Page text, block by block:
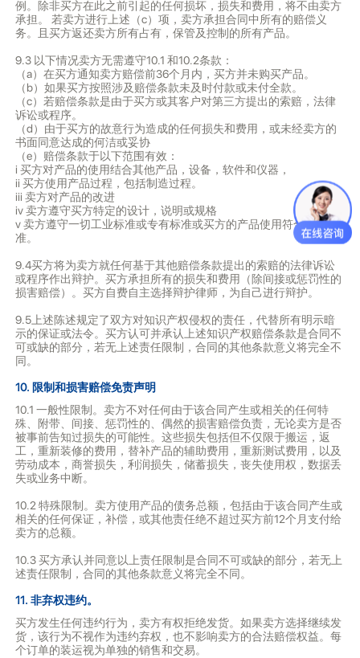
例。除非买方在此之前引起的任何损坏，损失和费用，将不由卖方
承担。 若卖方进行上述（c）项，卖方承担合同中所有的赔偿义
务。且买方返还卖方所有占有，保管及控制的所有产品。
9.3 以下情况卖方无需遵守10.1 和10.2条款：
（a）在买方通知卖方赔偿前36个月内，买方并未购买产品。
（b）如果买方按照涉及赔偿条款未及时付款或未付全款。
（c）若赔偿条款是由于买方或其客户对第三方提出的索赔，法律
诉讼或程序。
（d）由于买方的故意行为造成的任何损失和费用，或未经卖方的
书面同意达成的何洁或妥协
（e）赔偿条款于以下范围有效：
i 买方对产品的使用结合其他产品，设备，软件和仪器，
ii 买方使用产品过程，包括制造过程。
iii 卖方对产品的改进
iv 卖方遵守买方特定的设计，说明或规格
v 卖方遵守一切工业标准或专有标准或买方的产品使用符合工业标
准。
9.4买方将为卖方就任何基于其他赔偿条款提出的索赔的法律诉讼
或程序作出辩护。买方承担所有的损失和费用（除间接或惩罚性的
损害赔偿）。买方自费自主选择辩护律师，为自己进行辩护。
9.5上述陈述规定了双方对知识产权侵权的责任，代替所有明示暗
示的保证或法令。买方认可并承认上述知识产权赔偿条款是合同不
可或缺的部分，若无上述责任限制，合同的其他条款意义将完全不
同。
10. 限制和损害赔偿免责声明
10.1 一般性限制。卖方不对任何由于该合同产生或相关的任何特
殊、附带、间接、惩罚性的、偶然的损害赔偿负责，无论卖方是否
被事前告知过损失的可能性。这些损失包括但不仅限于搬运，返
工，重新装修的费用，替补产品的辅助费用，重新测试费用，以及
劳动成本，商誉损失，利润损失，储蓄损失，丧失使用权，数据丢
失或业务中断。
10.2 特殊限制。卖方使用产品的债务总额，包括由于该合同产生或
相关的任何保证，补偿，或其他责任绝不超过买方前12个月支付给
卖方的总额。
10.3 买方承认并同意以上责任限制是合同不可或缺的部分，若无上
述责任限制，合同的其他条款意义将完全不同。
11. 非弃权违约。
买方发生任何违约行为，卖方有权拒绝发货。如果卖方选择继续发
货，该行为不视作为违约弃权，也不影响卖方的合法赔偿权益。每
个订单的装运视为单独的销售和交易。